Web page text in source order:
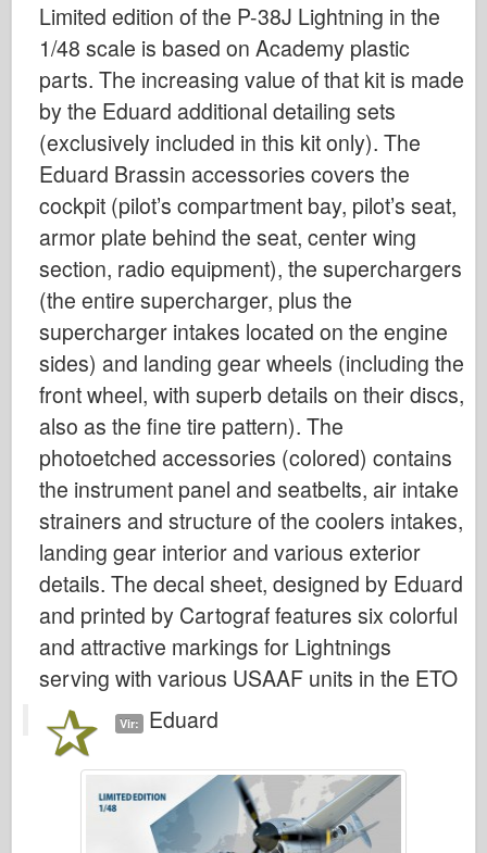
Eduard
E.T. Model
Fine plesni
Sile valorja
FriulModel
Hasegawa
Heller
HobbyBoss
Modeli IBG
Icm
Italeri
Legenda
Meng Model
Tamiya
Tristar
Trobentač
Zvezda
Albumi-Fotografije
Sprehod okoli
Knjige
Dvd
Limited edition of the P-38J Lightning in the
1/48 scale is based on Academy plastic
parts. The increasing value of that kit is made
by the Eduard additional detailing sets
(exclusively included in this kit only). The
Eduard Brassin accessories covers the
cockpit (pilot’s compartment bay, pilot’s seat,
armor plate behind the seat, center wing
section, radio equipment), the superchargers
(the entire supercharger, plus the
supercharger intakes located on the engine
sides) and landing gear wheels (including the
front wheel, with superb details on their discs,
also as the fine tire pattern). The
photoetched accessories (colored) contains
the instrument panel and seatbelts, air intake
strainers and structure of the coolers intakes,
landing gear interior and various exterior
details. The decal sheet, designed by Eduard
and printed by Cartograf features six colorful
and attractive markings for Lightnings
serving with various USAAF units in the ETO
Vir: Eduard